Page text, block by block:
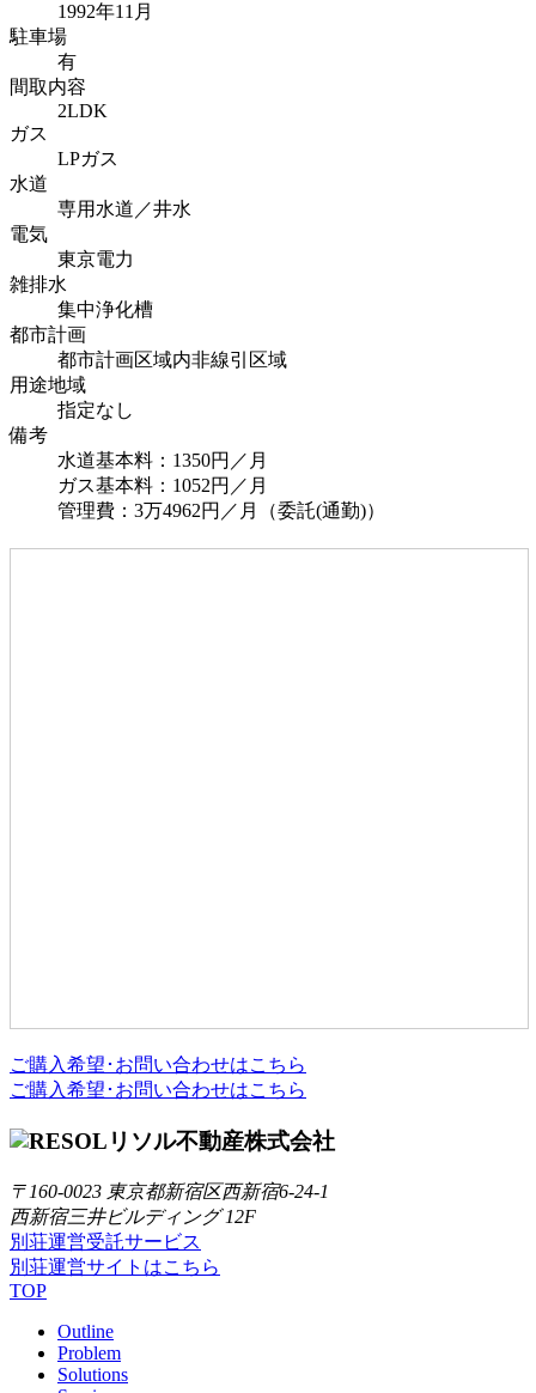
1992年11月
駐車場
有
間取内容
2LDK
ガス
LPガス
水道
専用水道／井水
電気
東京電力
雑排水
集中浄化槽
都市計画
都市計画区域内非線引区域
用途地域
指定なし
備考
水道基本料：1350円／月
ガス基本料：1052円／月
管理費：3万4962円／月（委託(通勤)）
ご購入希望･お問い合わせはこちら
ご購入希望･お問い合わせはこちら
リソル不動産株式会社
〒160-0023 東京都新宿区西新宿6-24-1
西新宿三井ビルディング 12F
別荘運営受託サービス
別荘運営サイトはこちら
TOP
Outline
Problem
Solutions